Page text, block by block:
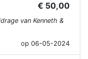
€ 50,00
van Kenneth &
op 06-05-2024